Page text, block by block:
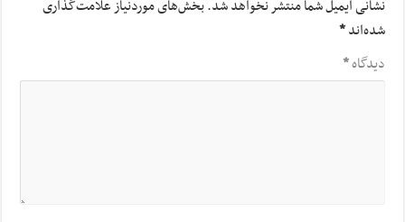
نشانی ایمیل شما منتشر نخواهد شد.بخش‌های موردنیاز علامت‌گذاری
شده‌اند*
دیدگاه*